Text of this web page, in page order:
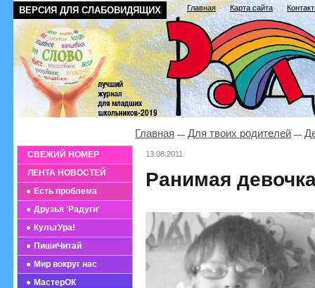
ВЕРСИЯ ДЛЯ СЛАБОВИДЯЩИХ Главная Карта сайта
СВЕЖИЙ НОМЕР
ЛЕНТА НОВОСТЕЙ
Есть проблема
Друзья 'Радуги'
КультУра!
ПишиЧитай
Мир вокруг нас
МастерОК
Главная Для твоих родителей
13.08.2011
Ранимая